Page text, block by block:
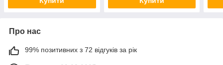
Про нас
99% позитивних з 72 відгуків за рік